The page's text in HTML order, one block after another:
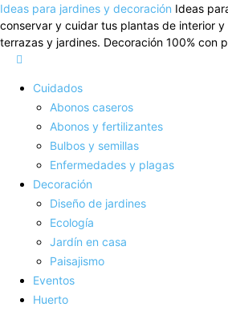
Ideas para jardines y decoración Ideas
conservar y cuidar tus plantas de interior
terrazas y jardines. Decoración 100% con
Cuidados
Abonos caseros
Abonos y fertilizantes
Bulbos y semillas
Enfermedades y plagas
Decoración
Diseño de jardines
Ecología
Jardín en casa
Paisajismo
Eventos
Huerto